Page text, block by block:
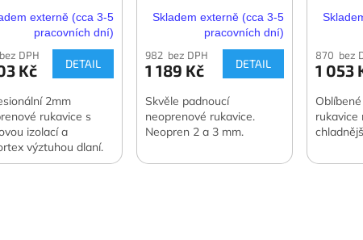
externě (cca 3-5
pracovních dní)
DPH
Kč DETAIL
2mm
rukavice s
izolací a
výztuhou dlaní.
odolné, skvěle
Skladem externě (cca 3-5
pracovních dní)
982 bez DPH
1 189 Kč DETAIL
Skvěle padnoucí
neoprenové rukavice.
Neopren 2 a 3 mm.
870 bez
1 053
rukavice